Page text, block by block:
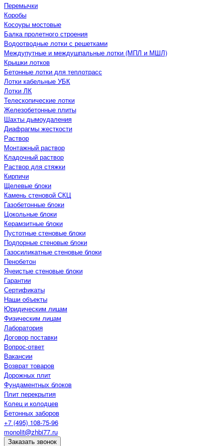
Перемычки
Коробы
Косоуры мостовые
Балка пролетного строения
Водоотводные лотки с решетками
Междупутные и междушпальные лотки (МПЛ и МШЛ)
Крышки лотков
Бетонные лотки для теплотрасс
Лотки кабельные УБК
Лотки ЛК
Телескопические лотки
Железобетонные плиты
Шахты дымоудаления
Диафрагмы жесткости
Раствор
Монтажный раствор
Кладочный раствор
Раствор для стяжки
Кирпичи
Щелевые блоки
Камень стеновой СКЦ
Газобетонные блоки
Цокольные блоки
Керамзитные блоки
Пустотные стеновые блоки
Подпорные стеновые блоки
Газосиликатные стеновые блоки
Пенобетон
Ячеистые стеновые блоки
Гарантии
Сертификаты
Наши объекты
Юридическим лицам
Физическим лицам
Лаборатория
Договор поставки
Вопрос-ответ
Вакансии
Возврат товаров
Дорожных плит
Фундаментных блоков
Плит перекрытия
Колец и колодцев
Бетонных заборов
+7 (495) 108-75-96
monolit@zhbi77.ru
Заказать звонок